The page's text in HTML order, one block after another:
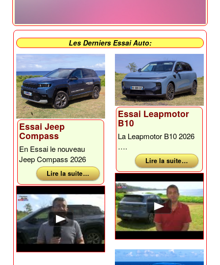
Les Derniers Essai Auto:
Essai Jeep
Compass
En Essai le nouveau
Jeep Compass 2026
Lire la suite …
Essai Leapmotor
B10
La Leapmotor B10 2026
….
Lire la suite …